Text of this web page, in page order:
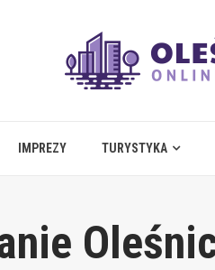
IMPREZY TURYSTYKA